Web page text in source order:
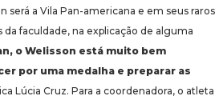
será a Vila Pan-americana e em seus raros
faculdade, na explicação de alguma
o Welisson está muito bem
por uma medalha e preparar as
Lúcia Cruz. Para a coordenadora, o atleta